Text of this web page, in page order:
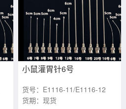
小鼠灌胃针6号
货号：E1116-11/E1116-12
货期：现货